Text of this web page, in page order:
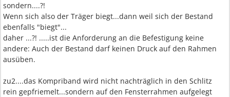
sondern....?!
Wenn sich also der Träger biegt...dann weil sich der Bestand
ebenfalls "biegt"...
daher ...?! .....ist die Anforderung an die Befestigung keine
andere: Auch der Bestand darf keinen Druck auf den Rahmen
ausüben.
zu2....das Kompriband wird nicht nachträglich in den Schlitz
rein gepfriemelt...sondern auf den Fensterrahmen aufgelegt